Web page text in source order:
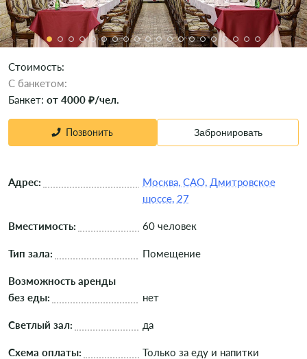
Стоимость:
C банкетом:
Банкет: от 4000 ₽/чел.
Позвонить Забронировать
Адрес:
Москва, САО, Дмитровское
шоссе, 27
Вместимость: 60 человек
Тип зала: Помещение
Возможность аренды
без еды:
нет
Светлый зал: да
Схема оплаты: Только за еду и напитки